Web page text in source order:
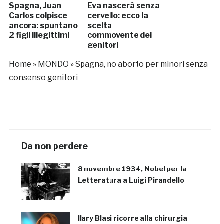
Spagna, Juan
Carlos colpisce
ancora: spuntano
2 figli illegittimi
Eva nascerà senza
cervello: ecco la
scelta
commovente dei
genitori
Home » MONDO »Spagna, no aborto per minori senza
consenso genitori
Da non perdere
8 novembre 1934, Nobel per la
Letteratura a Luigi Pirandello
Ilary Blasi ricorre alla chirurgia